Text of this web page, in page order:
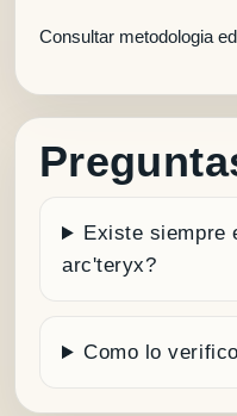
Consultar metodologia
Existe siempre
arc'teryx?
Como lo